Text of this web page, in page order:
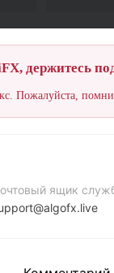
держитесь
Пожалуйста,
ящик